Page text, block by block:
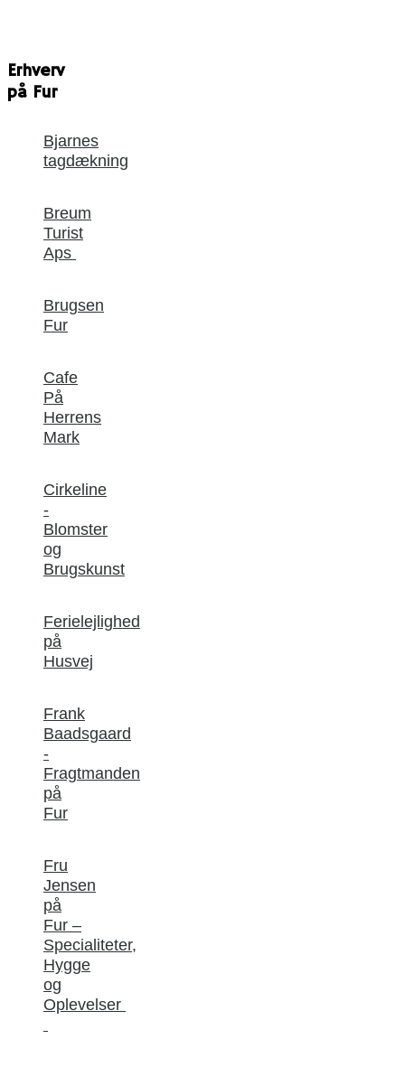
Erhverv
på Fur
Bjarnes
tagdækning
Breum
Turist
Aps
Brugsen
Fur
Cafe
På
Herrens
Mark
Cirkeline
-
Blomster
og
Brugskunst
Ferielejlighed
på
Husvej
Frank
Baadsgaard
-
Fragtmanden
på
Fur
Fru
Jensen
på
Fur –
Specialiteter,
Hygge
og
Oplevelser